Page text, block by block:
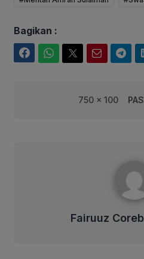
Bagikan :
750 x 100
Fairuuz